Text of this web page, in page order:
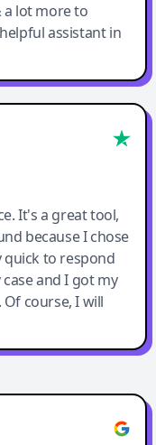
a lot more to
assistant in
It's a great tool,
because I chose
quick to respond
and I got my
course, I will